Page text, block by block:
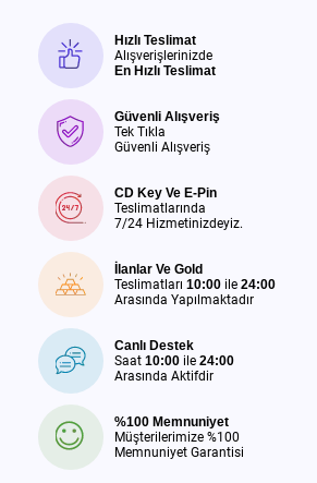
Hızlı Teslimat
Alışverişlerinizde
En Hızlı Teslimat
Güvenli Alışveriş
Tek Tıkla
Güvenli Alışveriş
CD Key Ve E-Pin
Teslimatlarında
7/24 Hizmetinizdeyiz.
İlanlar Ve Gold
Teslimatları 10:00 ile 24:00
Arasında Yapılmaktadır
Canlı Destek
Saat 10:00 ile 24:00
Arasında Aktifdir
%100 Memnuniyet
Müşterilerimize %100
Memnuniyet Garantisi